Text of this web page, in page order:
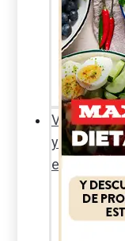
En
la
Vida
y
estilo